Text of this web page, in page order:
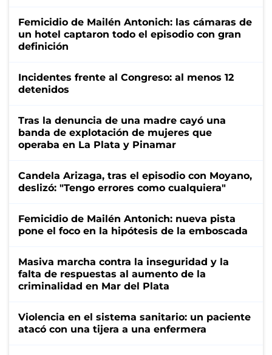
Femicidio de Mailén Antonich: las cámaras de
un hotel captaron todo el episodio con gran
definición
Incidentes frente al Congreso: al menos 12
detenidos
Tras la denuncia de una madre cayó una
banda de explotación de mujeres que
operaba en La Plata y Pinamar
Candela Arizaga, tras el episodio con Moyano,
deslizó: "Tengo errores como cualquiera"
Femicidio de Mailén Antonich: nueva pista
pone el foco en la hipótesis de la emboscada
Masiva marcha contra la inseguridad y la
falta de respuestas al aumento de la
criminalidad en Mar del Plata
Violencia en el sistema sanitario: un paciente
atacó con una tijera a una enfermera